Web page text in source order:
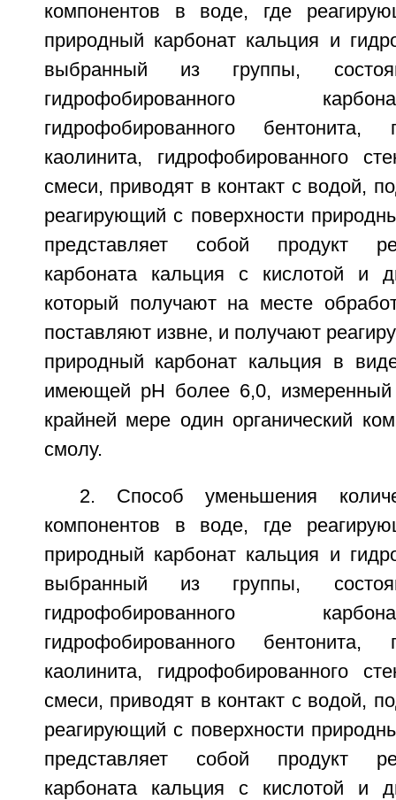
компонентов в воде, где
природный карбонат кальция и
выбранный из группы,
гидрофобированного
гидрофобированного бентонита,
каолинита, гидрофобированного
смеси, приводят в контакт с водой,
реагирующий с поверхности
представляет собой продукт
карбоната кальция с кислотой и
который получают на месте
поставляют извне, и получают
природный карбонат кальция в
имеющей рН более 6,0,
крайней мере один органический
смолу.
2. Способ уменьшения
компонентов в воде, где
природный карбонат кальция и
выбранный из группы,
гидрофобированного
гидрофобированного бентонита,
каолинита, гидрофобированного
смеси, приводят в контакт с водой,
реагирующий с поверхности
представляет собой продукт
карбоната кальция с кислотой и